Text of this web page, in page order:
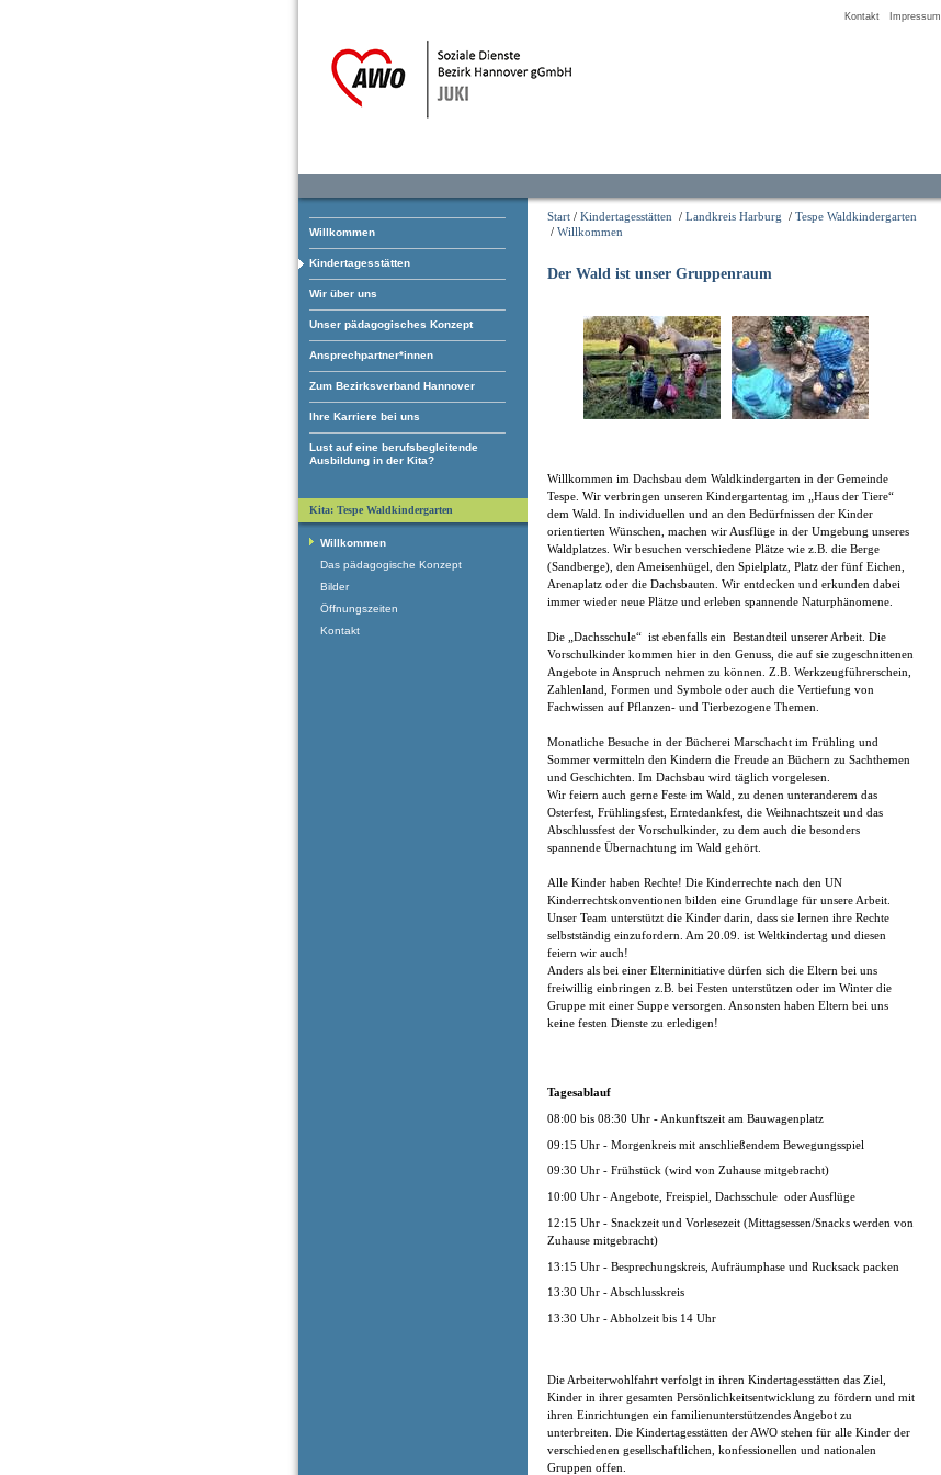
Kontakt Impressum
Willkommen
Kindertagesstätten
Wir über uns
Unser pädagogisches Konzept
Ansprechpartner*innen
Zum Bezirksverband Hannover
Ihre Karriere bei uns
Lust auf eine berufsbegleitende
Ausbildung in der Kita?
Start / Kindertagesstätten / Landkreis Harburg / Tespe Waldkindergarten
/ Willkommen
Der Wald ist unser Gruppenraum
Willkommen im Dachsbau dem Waldkindergarten in der Gemeinde
Tespe. Wir verbringen unseren Kindergartentag im „Haus der Tiere“
dem Wald. In individuellen und an den Bedürfnissen der Kinder
orientierten Wünschen, machen wir Ausflüge in der Umgebung unseres
Waldplatzes. Wir besuchen verschiedene Plätze wie z.B. die Berge
(Sandberge), den Ameisenhügel, den Spielplatz, Platz der fünf Eichen,
Arenaplatz oder die Dachsbauten. Wir entdecken und erkunden dabei
immer wieder neue Plätze und erleben spannende Naturphänomene.
Die „Dachsschule“ ist ebenfalls ein Bestandteil unserer Arbeit. Die
Vorschulkinder kommen hier in den Genuss, die auf sie zugeschnittenen
Angebote in Anspruch nehmen zu können. Z.B. Werkzeugführerschein,
Zahlenland, Formen und Symbole oder auch die Vertiefung von
Fachwissen auf Pflanzen- und Tierbezogene Themen.
Monatliche Besuche in der Bücherei Marschacht im Frühling und
Sommer vermitteln den Kindern die Freude an Büchern zu Sachthemen
und Geschichten. Im Dachsbau wird täglich vorgelesen.
Wir feiern auch gerne Feste im Wald, zu denen unteranderem das
Osterfest, Frühlingsfest, Erntedankfest, die Weihnachtszeit und das
Abschlussfest der Vorschulkinder, zu dem auch die besonders
spannende Übernachtung im Wald gehört.
Alle Kinder haben Rechte! Die Kinderrechte nach den UN
Kinderrechtskonventionen bilden eine Grundlage für unsere Arbeit.
Unser Team unterstützt die Kinder darin, dass sie lernen ihre Rechte
selbstständig einzufordern. Am 20.09. ist Weltkindertag und diesen
feiern wir auch!
Anders als bei einer Elterninitiative dürfen sich die Eltern bei uns
freiwillig einbringen z.B. bei Festen unterstützen oder im Winter die
Gruppe mit einer Suppe versorgen. Ansonsten haben Eltern bei uns
keine festen Dienste zu erledigen!
Tagesablauf
08:00 bis 08:30 Uhr - Ankunftszeit am Bauwagenplatz
09:15 Uhr - Morgenkreis mit anschließendem Bewegungsspiel
09:30 Uhr - Frühstück (wird von Zuhause mitgebracht)
10:00 Uhr - Angebote, Freispiel, Dachsschule oder Ausflüge
12:15 Uhr - Snackzeit und Vorlesezeit (Mittagsessen/Snacks werden von
Zuhause mitgebracht)
13:15 Uhr - Besprechungskreis, Aufräumphase und Rucksack packen
13:30 Uhr - Abschlusskreis
13:30 Uhr - Abholzeit bis 14 Uhr
Die Arbeiterwohlfahrt verfolgt in ihren Kindertagesstätten das Ziel,
Kinder in ihrer gesamten Persönlichkeitsentwicklung zu fördern und mit
ihren Einrichtungen ein familienunterstützendes Angebot zu
unterbreiten. Die Kindertagesstätten der AWO stehen für alle Kinder der
verschiedenen gesellschaftlichen, konfessionellen und nationalen
Gruppen offen.
Kita: Tespe Waldkindergarten
Willkommen
Das pädagogische Konzept
Bilder
Öffnungszeiten
Kontakt